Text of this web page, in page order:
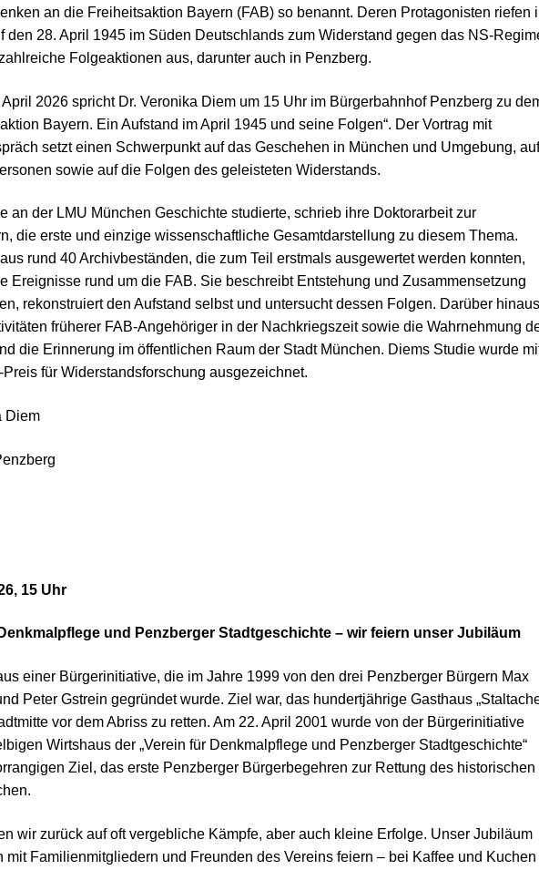
an die Freiheitsaktion Bayern (FAB) so benannt. Deren Protagonisten riefen
den 28. April 1945 im Süden Deutschlands zum Widerstand gegen das NS-
Folgeaktionen aus, darunter auch in Penzberg.
2026 spricht Dr. Veronika Diem um 15 Uhr im Bürgerbahnhof Penzberg zu
Bayern. Ein Aufstand im April 1945 und seine Folgen“. Der Vortrag mit
setzt einen Schwerpunkt auf das Geschehen in München und Umgebung, auf
sowie auf die Folgen des geleisteten Widerstands.
an der LMU München Geschichte studierte, schrieb ihre Doktorarbeit zur
die erste und einzige wissenschaftliche Gesamtdarstellung zu diesem Thema.
rund 40 Archivbeständen, die zum Teil erstmals ausgewertet werden konnten,
Ereignisse rund um die FAB. Sie beschreibt Entstehung und Zusammensetzung
rekonstruiert den Aufstand selbst und untersucht dessen Folgen. Darüber hinaus
früherer FAB-Angehöriger in der Nachkriegszeit sowie die Wahrnehmung
die Erinnerung im öffentlichen Raum der Stadt München. Diems Studie wurde
für Widerstandsforschung ausgezeichnet.
Diem
15 Uhr
und Penzberger Stadtgeschichte – wir feiern unser Jubiläum
einer Bürgerinitiative, die im Jahre 1999 von den drei Penzberger Bürgern Max
Peter Gstrein gegründet wurde. Ziel war, das hundertjährige Gasthaus
vor dem Abriss zu retten. Am 22. April 2001 wurde von der Bürgerinitiative
Wirtshaus der „Verein für Denkmalpflege und Penzberger Stadtgeschichte“
Ziel, das erste Penzberger Bürgerbegehren zur Rettung des historischen
wir zurück auf oft vergebliche Kämpfe, aber auch kleine Erfolge. Unser Jubiläum
mit Familienmitgliedern und Freunden des Vereins feiern – bei Kaffee und Kuchen